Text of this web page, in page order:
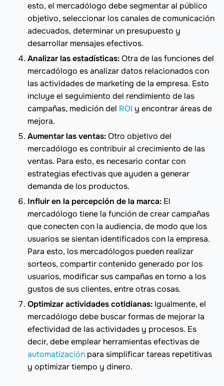
esto, el mercadólogo debe segmentar al público
objetivo, seleccionar los canales de comunicación
adecuados, determinar un presupuesto y
desarrollar mensajes efectivos.
Analizar las estadísticas:Otra de las funciones del
mercadólogo es analizar datos relacionados con
las actividades de marketing de la empresa. Esto
incluye el seguimiento del rendimiento de las
campañas, medición del ROI y encontrar áreas de
mejora.
Aumentar las ventas:Otro objetivo del
mercadólogo es contribuir al crecimiento de las
ventas. Para esto, es necesario contar con
estrategias efectivas que ayuden a generar
demanda de los productos.
Influir en la percepción de la marca: El
mercadólogo tiene la función de crear campañas
que conecten con la audiencia, de modo que los
usuarios se sientan identificados con la empresa.
Para esto, los mercadólogos pueden realizar
sorteos, compartir contenido generado por los
usuarios, modificar sus campañas en torno a los
gustos de sus clientes, entre otras cosas.
Optimizar actividades cotidianas: Igualmente, el
mercadólogo debe buscar formas de mejorar la
efectividad de las actividades y procesos. Es
decir, debe emplear herramientas efectivas de
automatización para simplificar tareas repetitivas
y optimizar tiempo y dinero.